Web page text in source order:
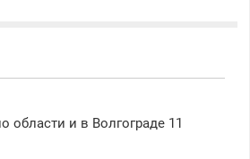
области и в Волгограде 11